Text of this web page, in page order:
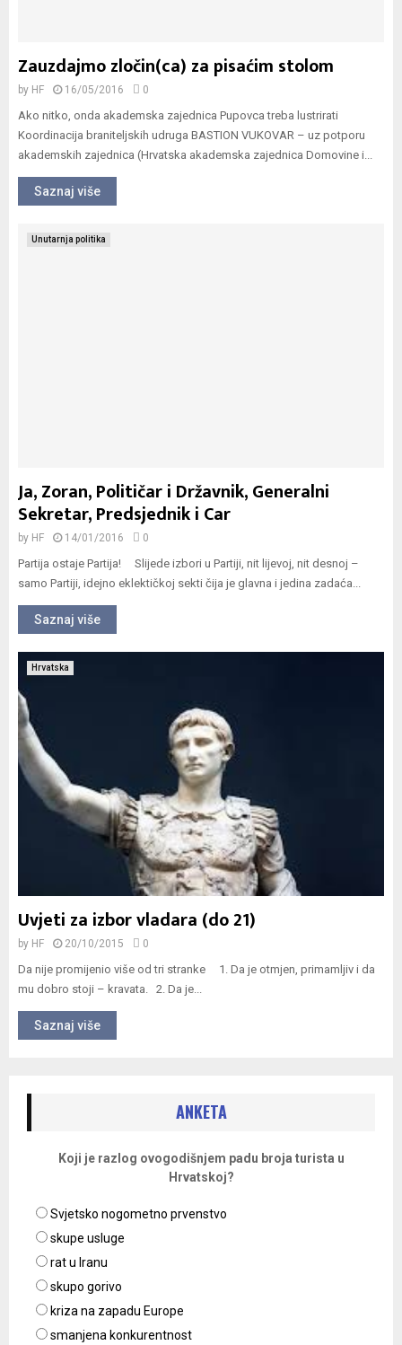
Zauzdajmo zločin(ca) za pisaćim stolom
by HF 16/05/2016 0
Ako nitko, onda akademska zajednica Pupovca treba lustrirati
Koordinacija braniteljskih udruga BASTION VUKOVAR – uz potporu
akademskih zajednica (Hrvatska akademska zajednica Domovine i...
Saznaj više
Unutarnja politika
Ja, Zoran, Političar i Državnik, Generalni
Sekretar, Predsjednik i Car
by HF 14/01/2016 0
Partija ostaje Partija! Slijede izbori u Partiji, nit lijevoj, nit desnoj –
samo Partiji, idejno eklektičkoj sekti čija je glavna i jedina zadaća...
Saznaj više
Hrvatska
Uvjeti za izbor vladara (do 21)
by HF 20/10/2015 0
Da nije promijenio više od tri stranke 1. Da je otmjen, primamljiv i da
mu dobro stoji – kravata. 2. Da je...
Saznaj više
ANKETA
Koji je razlog ovogodišnjem padu broja turista u
Hrvatskoj?
Svjetsko nogometno prvenstvo
skupe usluge
rat u Iranu
skupo gorivo
kriza na zapadu Europe
smanjena konkurentnost